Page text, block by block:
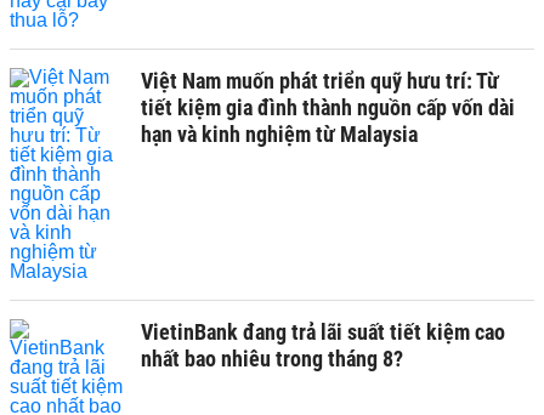
Việt Nam muốn phát triển quỹ hưu trí: Từ
tiết kiệm gia đình thành nguồn cấp vốn dài
hạn và kinh nghiệm từ Malaysia
VietinBank đang trả lãi suất tiết kiệm cao
nhất bao nhiêu trong tháng 8?